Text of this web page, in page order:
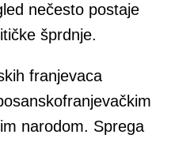
nečesto postaje
šprdnje.
franjevaca
narodom. Sprega